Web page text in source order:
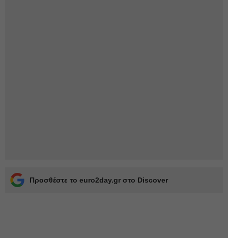
Προσθέστε το euro2day.gr στο Discover